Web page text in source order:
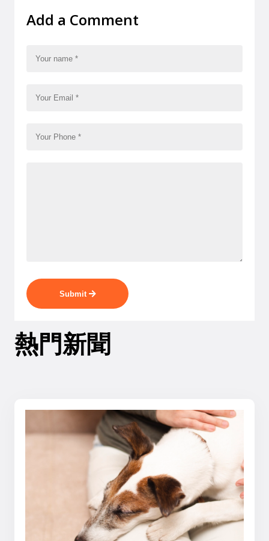
Add a Comment
Submit
熱門新聞